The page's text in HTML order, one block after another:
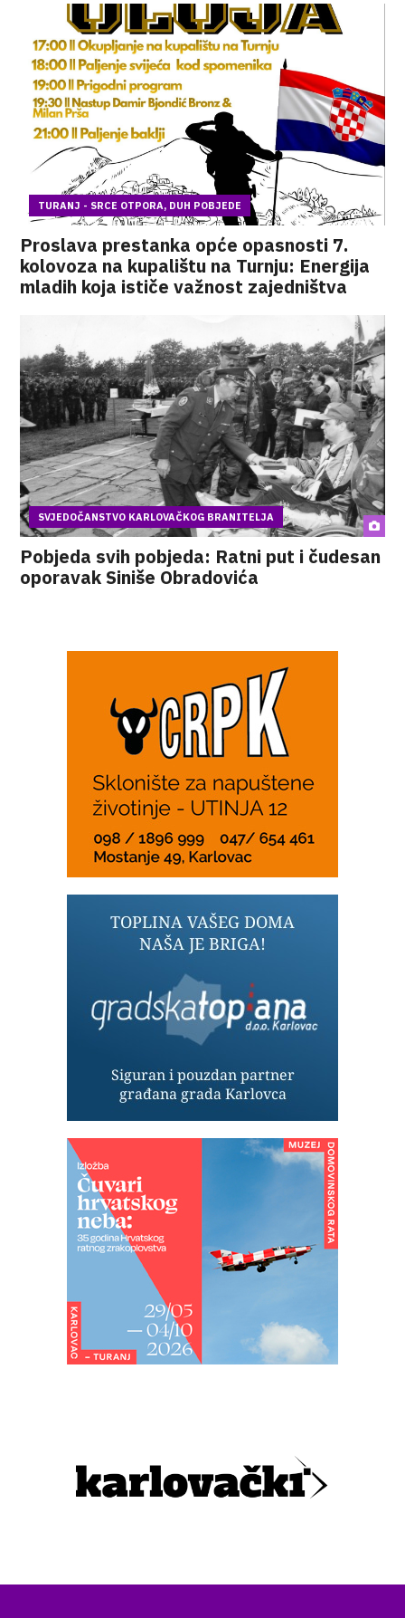
TURANJ - SRCE OTPORA, DUH POBJEDE
Proslava prestanka opće opasnosti 7.
kolovoza na kupalištu na Turnju: Energija
mladih koja ističe važnost zajedništva
SVJEDOČANSTVO KARLOVAČKOG BRANITELJA
Pobjeda svih pobjeda: Ratni put i čudesan
oporavak Siniše Obradovića